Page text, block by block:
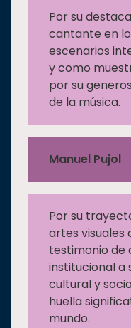
Por su
cantante en
escenarios
y como
por su
de la música.
Manuel Pujol
Por su
artes visuales
testimonio de
institucional a
cultural y
huella
mundo.